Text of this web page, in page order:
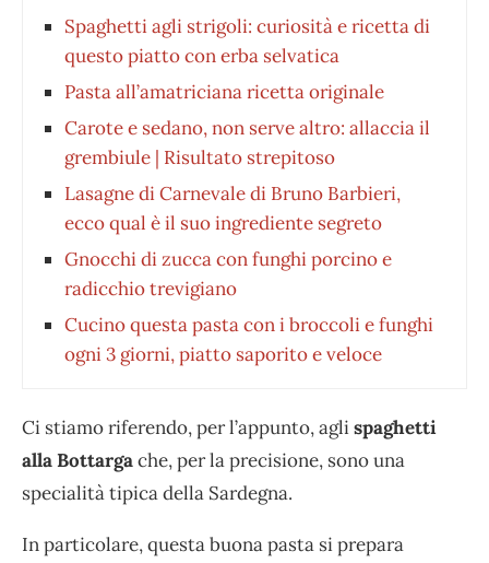
Spaghetti agli strigoli: curiosità e ricetta di
questo piatto con erba selvatica
Pasta all’amatriciana ricetta originale
Carote e sedano, non serve altro: allaccia il
grembiule | Risultato strepitoso
Lasagne di Carnevale di Bruno Barbieri,
ecco qual è il suo ingrediente segreto
Gnocchi di zucca con funghi porcino e
radicchio trevigiano
Cucino questa pasta con i broccoli e funghi
ogni 3 giorni, piatto saporito e veloce
Ci stiamo riferendo, per l’appunto, aglispaghetti
alla Bottargache, per la precisione, sono una
specialità tipica della Sardegna.
In particolare, questa buona pasta si prepara